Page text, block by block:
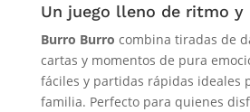
Un juego lleno de ritmo y
Burro Burro combina tiradas de
cartas y momentos de pura
fáciles y partidas rápidas ideales
familia. Perfecto para quienes